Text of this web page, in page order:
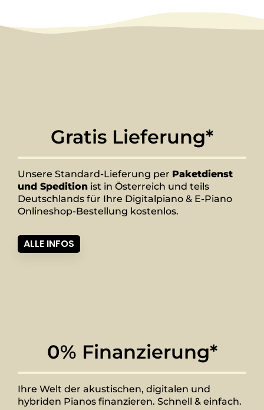
Gratis Lieferung*
Unsere Standard-Lieferung per Paketdienst
und Spedition ist in Österreich und teils
Deutschlands für Ihre Digitalpiano & E-Piano
Onlineshop-Bestellung kostenlos.
ALLE INFOS
0% Finanzierung*
Ihre Welt der akustischen, digitalen und
hybriden Pianos finanzieren. Schnell & einfach.